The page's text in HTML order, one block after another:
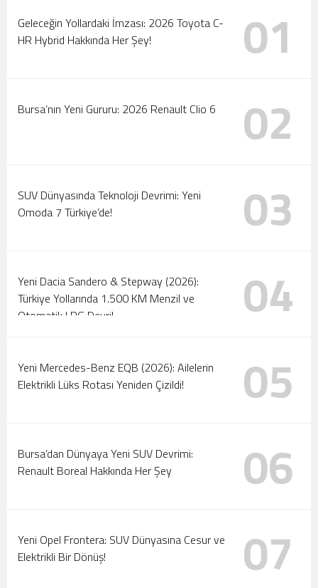
Tanıtıldı
Motorlar Marmaris’te Çalışıyor: 2026 Türkiye Ralli
Şampiyonası Başlıyor!
Geleceğin Yollardaki İmzası: 2026 Toyota C-
HR Hybrid Hakkında Her Şey!
01
Bursa’nın Yeni Gururu: 2026 Renault Clio 6 02
SUV Dünyasında Teknoloji Devrimi: Yeni
Omoda 7 Türkiye’de!
03
Yeni Dacia Sandero & Stepway (2026):
Türkiye Yollarında 1.500 KM Menzil ve
Otomatik LPG Devri!
04
Yeni Mercedes-Benz EQB (2026): Ailelerin
Elektrikli Lüks Rotası Yeniden Çizildi!
05
Bursa’dan Dünyaya Yeni SUV Devrimi:
Renault Boreal Hakkında Her Şey
06
Yeni Opel Frontera: SUV Dünyasına Cesur ve
Elektrikli Bir Dönüş!
07